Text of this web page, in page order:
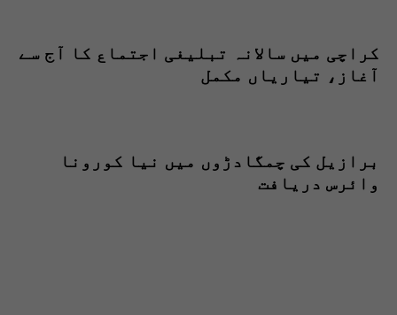
کراچی میں سالانہ تبلیغی اجتماع کا آج سے
آغاز، تیاریاں مکمل
برازیل کی چمگادڑوں میں نیا کورونا
وائرس دریافت